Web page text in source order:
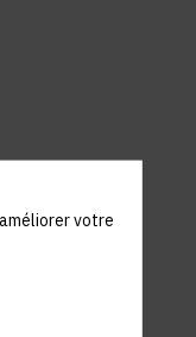
navigateur
votre